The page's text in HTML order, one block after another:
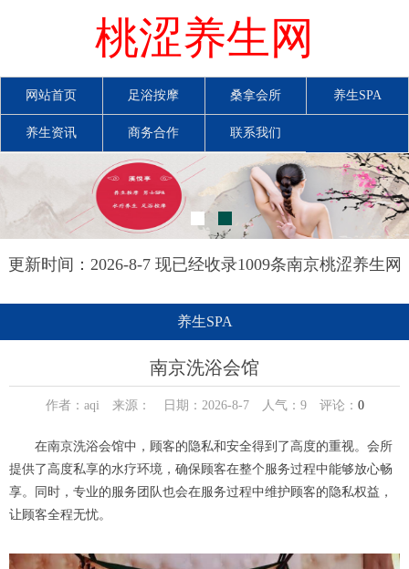
桃涩养生网
网站首页 足浴按摩 桑拿会所 养生SPA
养生资讯 商务合作 联系我们
更新时间：2026-8-7 现已经收录1009条南京桃涩养生网
养生SPA
南京洗浴会馆
作者：aqi 来源： 日期：2026-8-7 人气： 9评论： 0
在南京洗浴会馆中，顾客的隐私和安全得到了高度的重视。会所
提供了高度私享的水疗环境，确保顾客在整个服务过程中能够放心畅
享。同时，专业的服务团队也会在服务过程中维护顾客的隐私权益，
让顾客全程无忧。